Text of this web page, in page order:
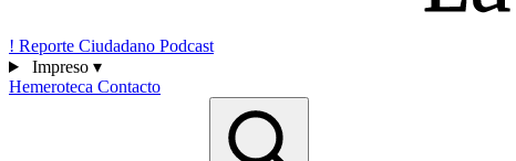
! Reporte Ciudadano Podcast
Impreso ▾
Hemeroteca Contacto